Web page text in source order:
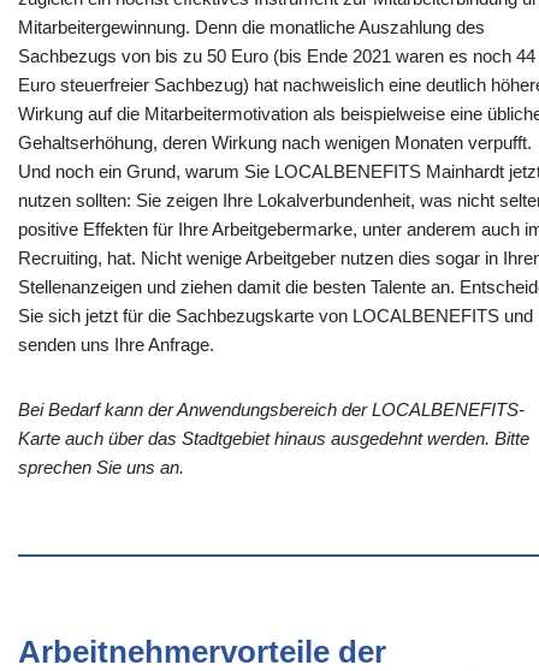
Mitarbeitergewinnung. Denn die monatliche Auszahlung des
Sachbezugs von bis zu 50 Euro (bis Ende 2021 waren es noch 44
Euro steuerfreier Sachbezug) hat nachweislich eine deutlich
Wirkung auf die Mitarbeitermotivation als beispielweise eine
Gehaltserhöhung, deren Wirkung nach wenigen Monaten verpufft.
Und noch ein Grund, warum Sie LOCALBENEFITS Mainhardt
nutzen sollten: Sie zeigen Ihre Lokalverbundenheit, was nicht
positive Effekten für Ihre Arbeitgebermarke, unter anderem auch
Recruiting, hat. Nicht wenige Arbeitgeber nutzen dies sogar in
Stellenanzeigen und ziehen damit die besten Talente an.
Sie sich jetzt für die Sachbezugskarte von LOCALBENEFITS und
senden uns Ihre Anfrage.
Bei Bedarf kann der Anwendungsbereich der LOCALBENEFITS-
Karte auch über das Stadtgebiet hinaus ausgedehnt werden. Bitte
sprechen Sie uns an.
Arbeitnehmervorteile der